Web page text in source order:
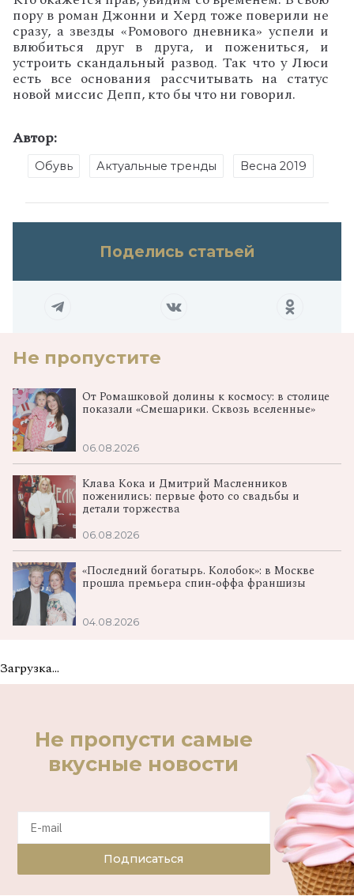
пору в роман Джонни и Херд тоже поверили не
сразу, а звезды «Ромового дневника» успели и
влюбиться друг в друга, и пожениться, и
устроить скандальный развод. Так что у Люси
есть все основания рассчитывать на статус
новой миссис Депп, кто бы что ни говорил.
Автор:
Обувь Актуальные тренды Весна 2019
Поделись статьей
Не пропустите
От Ромашковой долины к космосу: в столице
показали «Смешарики. Сквозь вселенные»
06.08.2026
Клава Кока и Дмитрий Масленников
поженились: первые фото со свадьбы и
детали торжества
06.08.2026
«Последний богатырь. Колобок»: в Москве
прошла премьера спин‑оффа франшизы
04.08.2026
Загрузка...
Не пропусти самые
вкусные новости
Подписаться